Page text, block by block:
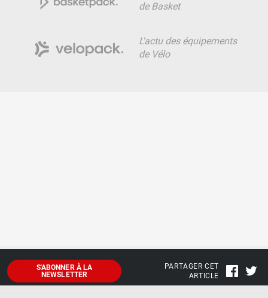
de Basket
L'actu des équipements
de Vélo
S'ABONNER À LA
NEWSLETTER
PARTAGER CET
ARTICLE